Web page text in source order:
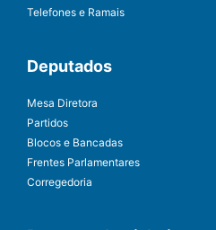
Telefones e Ramais
Deputados
Mesa Diretora
Partidos
Blocos e Bancadas
Frentes Parlamentares
Corregedoria